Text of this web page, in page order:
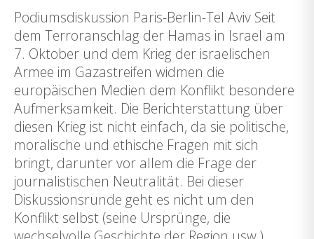
Podiumsdiskussion Paris-Berlin-Tel Aviv Seit
dem Terroranschlag der Hamas in Israel am
7. Oktober und dem Krieg der israelischen
Armee im Gazastreifen widmen die
europäischen Medien dem Konflikt besondere
Aufmerksamkeit. Die Berichterstattung über
diesen Krieg ist nicht einfach, da sie politische,
moralische und ethische Fragen mit sich
bringt, darunter vor allem die Frage der
journalistischen Neutralität. Bei dieser
Diskussionsrunde geht es nicht um den
Konflikt selbst (seine Ursprünge, die